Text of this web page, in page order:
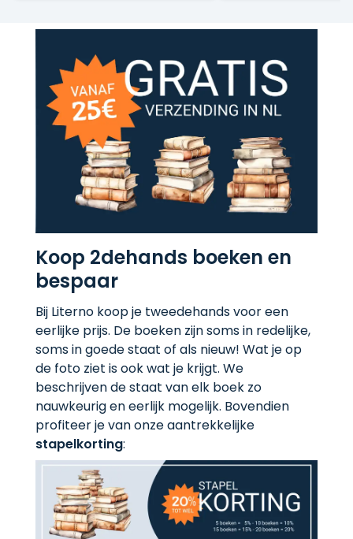
Koop 2dehands boeken en
bespaar
Bij Literno koop je tweedehands voor een
eerlijke prijs. De boeken zijn soms in redelijke,
soms in goede staat of als nieuw! Wat je op
de foto ziet is ook wat je krijgt. We
beschrijven de staat van elk boek zo
nauwkeurig en eerlijk mogelijk. Bovendien
profiteer je van onze aantrekkelijke
stapelkorting: